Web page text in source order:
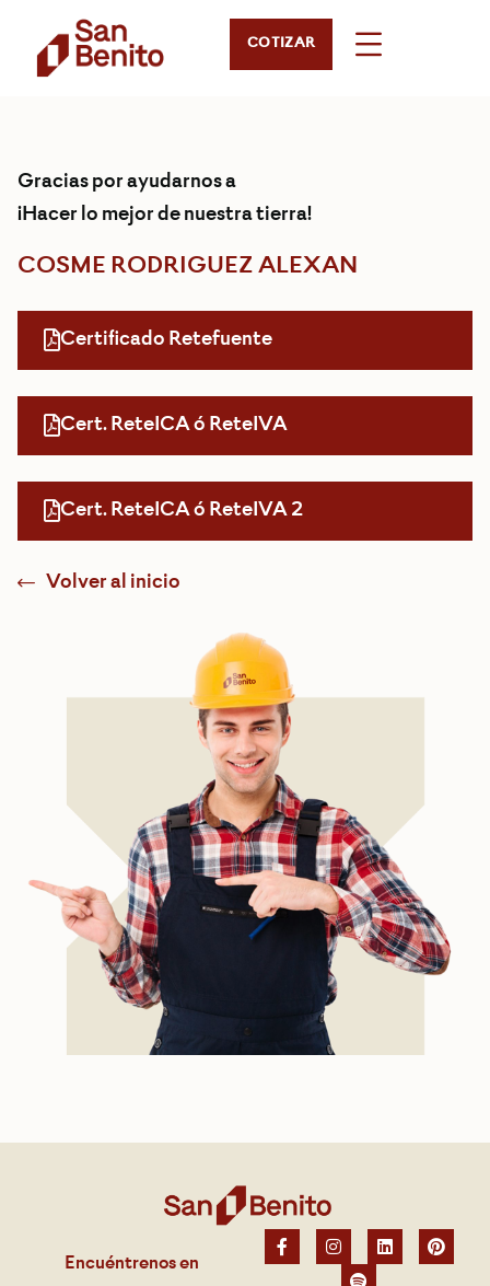
COTIZAR
Gracias por ayudarnos a
¡Hacer lo mejor de nuestra tierra!
COSME RODRIGUEZ ALEXAN
Certificado Retefuente
Cert. ReteICA ó ReteIVA
Cert. ReteICA ó ReteIVA 2
Volver al inicio
Encuéntrenos en